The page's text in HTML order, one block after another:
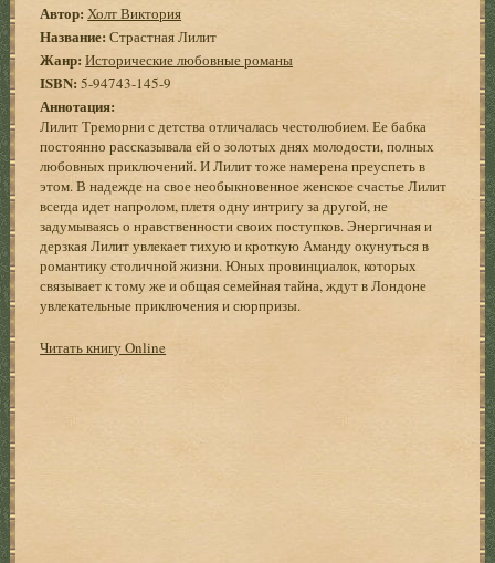
Автор: Холт Виктория
Название: Страстная Лилит
Жанр: Исторические любовные романы
ISBN: 5-94743-145-9
Аннотация:
Лилит Треморни с детства отличалась честолюбием. Ее бабка
постоянно рассказывала ей о золотых днях молодости, полных
любовных приключений. И Лилит тоже намерена преуспеть в
этом. В надежде на свое необыкновенное женское счастье Лилит
всегда идет напролом, плетя одну интригу за другой, не
задумываясь о нравственности своих поступков. Энергичная и
дерзкая Лилит увлекает тихую и кроткую Аманду окунуться в
романтику столичной жизни. Юных провинциалок, которых
связывает к тому же и общая семейная тайна, ждут в Лондоне
увлекательные приключения и сюрпризы.
Читать книгу Online